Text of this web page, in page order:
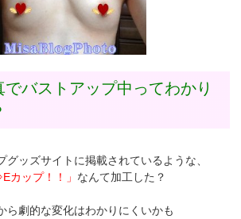
でバストアップ中ってわかり
グッズサイトに掲載されているような、
カップ！！」 なんて加工した？
ら劇的な変化はわかりにくいかも